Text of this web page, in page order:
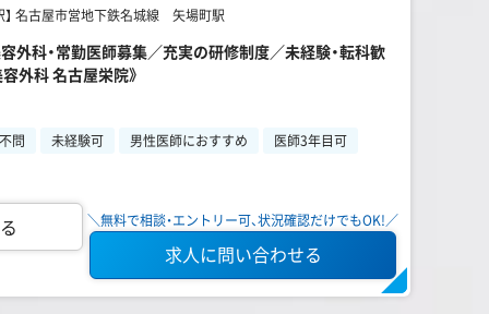
】 名古屋市営地下鉄名城線 矢場町駅
外科・常勤医師募集／充実の研修制度／未経験・転科歓
外科 名古屋栄院》
問 未経験可 男性医師におすすめ 医師3年目可
＼無料で相談・エントリー可、状況確認だけでもOK!／
求人に問い合わせる